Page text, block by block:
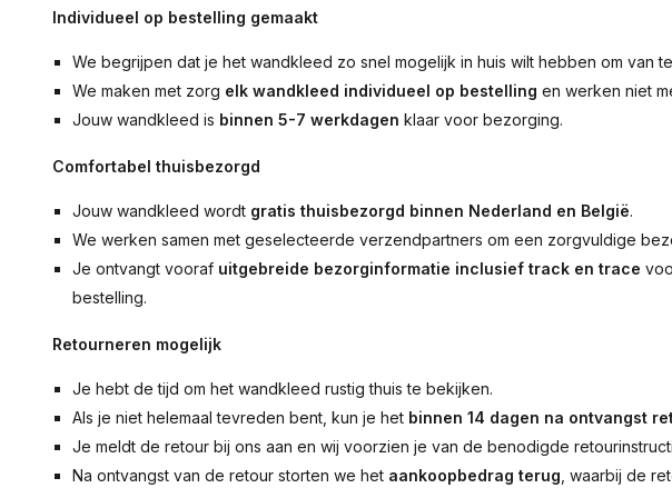
Individueel op bestelling gemaakt
We begrijpen dat je het wandkleed zo snel mogelijk in huis wilt hebben om van
We maken met zorg elk wandkleed individueel op bestelling en werken niet
Jouw wandkleed is binnen 5-7 werkdagen klaar voor bezorging.
Comfortabel thuisbezorgd
Jouw wandkleed wordt gratis thuisbezorgd binnen Nederland en België.
We werken samen met geselecteerde verzendpartners om een zorgvuldige
Je ontvangt vooraf uitgebreide bezorginformatie inclusief track en trace
bestelling.
Retourneren mogelijk
Je hebt de tijd om het wandkleed rustig thuis te bekijken.
Als je niet helemaal tevreden bent, kun je het binnen 14 dagen na ontvangst
Je meldt de retour bij ons aan en wij voorzien je van de benodigde
Na ontvangst van de retour storten we het aankoopbedrag terug , waarbij de